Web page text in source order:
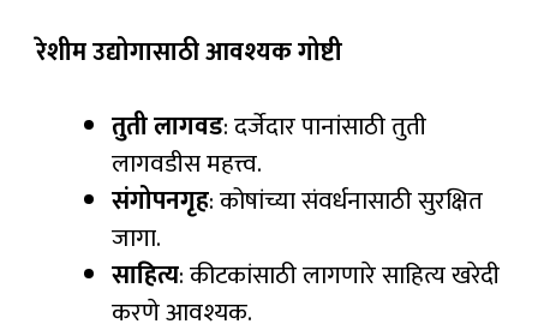
रेशीम उद्योगासाठी आवश्यक गोष्टी
तुती लागवड: दर्जेदार पानांसाठी तुती
लागवडीस महत्त्व.
संगोपनगृह: कोषांच्या संवर्धनासाठी सुरक्षित
जागा.
साहित्य: कीटकांसाठी लागणारे साहित्य खरेदी
करणे आवश्यक.